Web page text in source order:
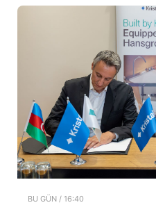
BU GÜN / 16:40